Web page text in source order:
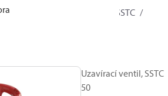
Industrial Refrigeration
SSTC
Uzavírací ventil, SSTC
50